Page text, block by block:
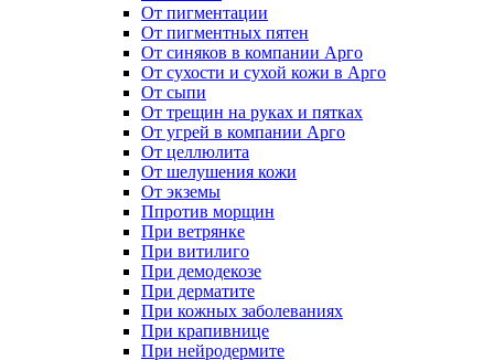
От пигментации
От пигментных пятен
От синяков в компании Арго
От сухости и сухой кожи в Арго
От сыпи
От трещин на руках и пятках
От угрей в компании Арго
От целлюлита
От шелушения кожи
От экземы
Ппротив морщин
При ветрянке
При витилиго
При демодекозе
При дерматите
При кожных заболеваниях
При крапивнице
При нейродермите